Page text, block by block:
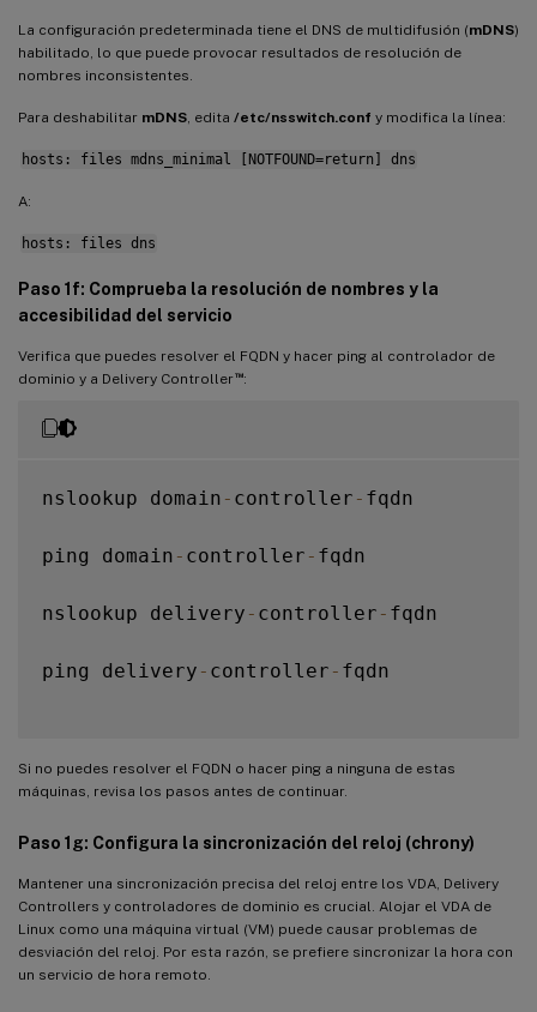
La configuración predeterminada tiene el DNS de multidifusión (mDNS)
habilitado, lo que puede provocar resultados de resolución de
nombres inconsistentes.
Para deshabilitar mDNS , edita /etc/nsswitch.conf y modifica la línea:
hosts: files mdns_minimal [NOTFOUND=return] dns
A:
hosts: files dns
Paso 1f: Comprueba la resolución de nombres y la
accesibilidad del servicio
Verifica que puedes resolver el FQDN y hacer ping al controlador de
dominio y a Delivery Controller™:
nslookup domain - controller - fqdn
ping domain - controller - fqdn
nslookup delivery - controller - fqdn
ping delivery - controller - fqdn
Si no puedes resolver el FQDN o hacer ping a ninguna de estas
máquinas, revisa los pasos antes de continuar.
Paso 1g: Configura la sincronización del reloj (chrony)
Mantener una sincronización precisa del reloj entre los VDA, Delivery
Controllers y controladores de dominio es crucial. Alojar el VDA de
Linux como una máquina virtual (VM) puede causar problemas de
desviación del reloj. Por esta razón, se prefiere sincronizar la hora con
un servicio de hora remoto.